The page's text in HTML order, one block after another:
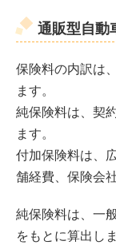
通販型自動
保険料の内訳は
ます。
純保険料は、契
ます。
付加保険料は、
舗経費、保険会
純保険料は、一
をもとに算出し